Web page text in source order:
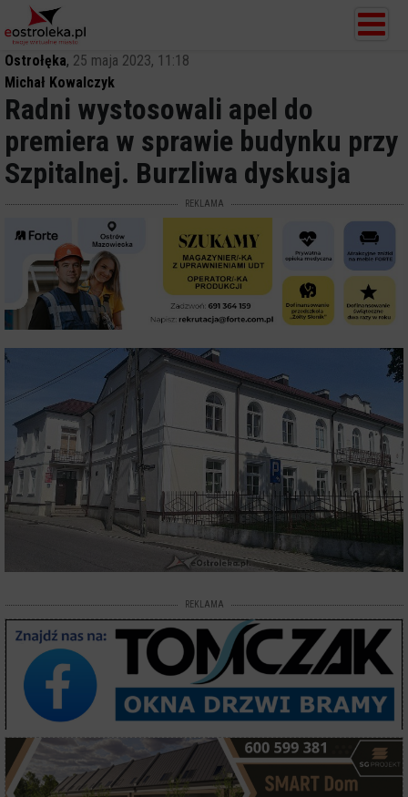
Ostrołęka, 25 maja 2023, 11:18
Michał Kowalczyk
Radni wystosowali apel do
premiera w sprawie budynku przy
Szpitalnej. Burzliwa dyskusja
REKLAMA
REKLAMA